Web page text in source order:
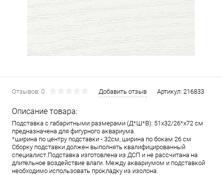
Отзывов: 0 Добавить отзыв Артикул: 216833
Описание товара:
Подставка с габаритными размерами (Д*Ш*В): 51х32/26*х72 см
предназначена для фигурного аквариума.
*ширина по центру подставки - 32см, ширина по бокам 26 см
Сборку подставки должен выполнять квалифицированный
специалист.Подставка изготовлена из ДСП и не рассчитана на
длительное воздействие влаги. Между аквариумом и подставкой
необходимо использовать прокладку из изолона.